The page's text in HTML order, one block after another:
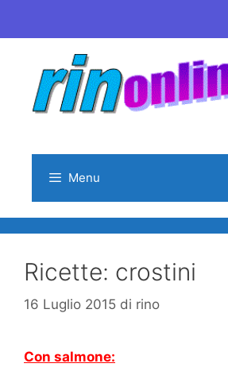
al
contenuto
Menu
Ricette: crostini
16 Luglio 2015 di rino
Con salmone: